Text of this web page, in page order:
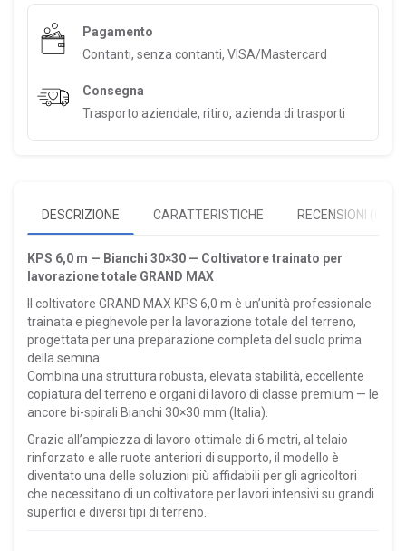
Pagamento
Contanti, senza contanti, VISA/Mastercard
Consegna
Trasporto aziendale, ritiro, azienda di trasporti
DESCRIZIONE CARATTERISTICHE RECENSIONI (0)
KPS 6,0 m — Bianchi 30×30 — Coltivatore trainato per
lavorazione totale GRAND MAX
Il coltivatore GRAND MAX KPS 6,0 m è un’unità professionale
trainata e pieghevole per la lavorazione totale del terreno,
progettata per una preparazione completa del suolo prima
della semina.
Combina una struttura robusta, elevata stabilità, eccellente
copiatura del terreno e organi di lavoro di classe premium — le
ancore bi-spirali Bianchi 30×30 mm (Italia).
Grazie all’ampiezza di lavoro ottimale di 6 metri, al telaio
rinforzato e alle ruote anteriori di supporto, il modello è
diventato una delle soluzioni più affidabili per gli agricoltori
che necessitano di un coltivatore per lavori intensivi su grandi
superfici e diversi tipi di terreno.